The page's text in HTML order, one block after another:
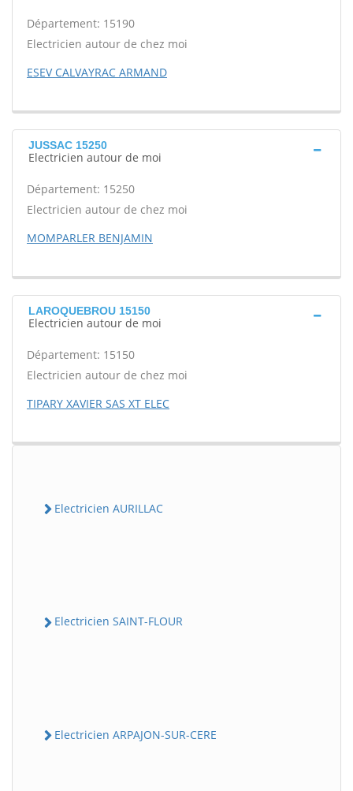
Département: 15190
Electricien autour de chez moi
ESEV CALVAYRAC ARMAND
JUSSAC 15250
Electricien autour de moi
Département: 15250
Electricien autour de chez moi
MOMPARLER BENJAMIN
LAROQUEBROU 15150
Electricien autour de moi
Département: 15150
Electricien autour de chez moi
TIPARY XAVIER SAS XT ELEC
Electricien AURILLAC
Electricien SAINT-FLOUR
Electricien ARPAJON-SUR-CERE